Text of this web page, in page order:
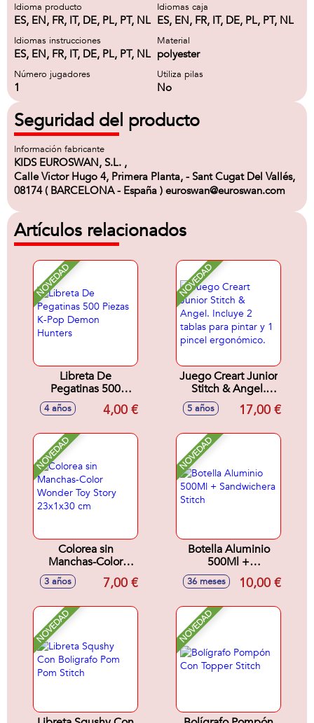
Idioma producto
ES, EN, FR, IT, DE, PL, PT, NL
Idiomas caja
ES, EN, FR, IT, DE, PL, PT, NL
Idiomas instrucciones
ES, EN, FR, IT, DE, PL, PT, NL
Material
polyester
Número jugadores
1
Utiliza pilas
No
Seguridad del producto
Información fabricante
KIDS EUROSWAN, S.L. ,
Calle Victor Hugo 4, Primera Planta, - Sant Cugat Del Vallés,
08174 ( BARCELONA - España ) euroswan@euroswan.com
Artículos relacionados
NOVEDAD
Libreta De
Pegatinas 500
Piezas K-Pop
Demon Hunters
4 años 4,00 €
NOVEDAD
Juego Creart Junior
Stitch & Angel.
Incluye 2 tablas
para pintar y 1
5 años 17,00 €
NOVEDAD
Colorea sin
Manchas-Color
Wonder Toy Story
23x1x30 cm
3 años 7,00 €
NOVEDAD
Botella Aluminio
500Ml +
Sandwichera Stitch
36 meses 10,00 €
NOVEDAD NOVEDAD